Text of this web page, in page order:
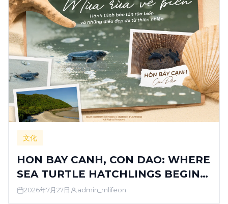
文化
HON BAY CANH, CON DAO: WHERE
SEA TURTLE HATCHLINGS BEGIN
THEIR JOURNEY TO THE OCEAN
2026年7月27日 admin_mlifeon